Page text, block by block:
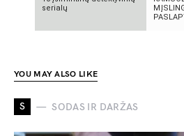
serialų
YOU MAY ALSO LIKE
S SODAS IR DARŽAS